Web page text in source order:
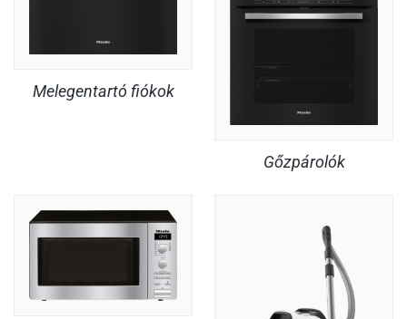
Melegentartó fiókok
Gőzpárolók